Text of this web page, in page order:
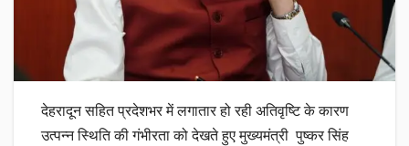
देहरादून सहित प्रदेशभर में लगातार हो रही अतिवृष्टि के कारण
उत्पन्न स्थिति की गंभीरता को देखते हुए मुख्यमंत्री पुष्कर सिंह